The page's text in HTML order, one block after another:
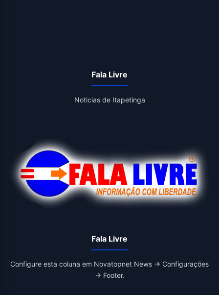
Fala Livre
Noticias de Itapetinga
Fala Livre
Configure esta coluna em Novatopnet News → Configurações
→ Footer.